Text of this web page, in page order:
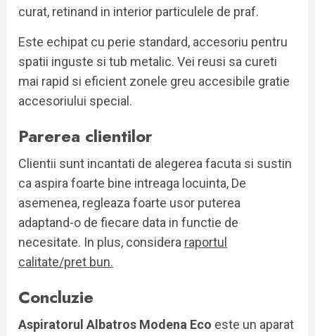
curat, retinand in interior particulele de praf.
Este echipat cu perie standard, accesoriu pentru
spatii inguste si tub metalic. Vei reusi sa cureti
mai rapid si eficient zonele greu accesibile gratie
accesoriului special.
Parerea clientilor
Clientii sunt incantati de alegerea facuta si sustin
ca aspira foarte bine intreaga locuinta, De
asemenea, regleaza foarte usor puterea
adaptand-o de fiecare data in functie de
necesitate. In plus, considera raportul
calitate/pret bun.
Concluzie
Aspiratorul Albatros Modena Eco este un aparat